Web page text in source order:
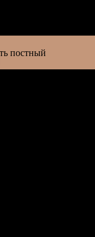
постный